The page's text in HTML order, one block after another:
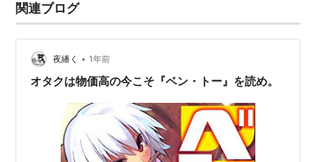
関連ブログ
夜繙く • 1年前
オタクは物価高の今こそ『ベン・トー』を読め。